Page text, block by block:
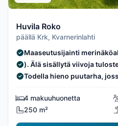
Huvila Roko
päällä Krk, Kvarnerinlahti
Maaseutusijainti
). Älä sisällytä viivoja
tekstiä millään tavalla.
numero, tulosta vain
Todella hieno puutarha,
4 makuuhuonetta
250 m²